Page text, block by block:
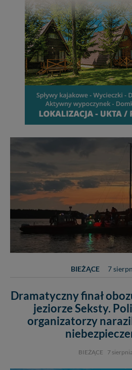
BIEŻĄCE 7
Dramatyczny finał
jeziorze Seksty.
organizatorzy
BIEŻĄCE 7